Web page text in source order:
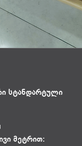
სტანდარტული
მეტრით: